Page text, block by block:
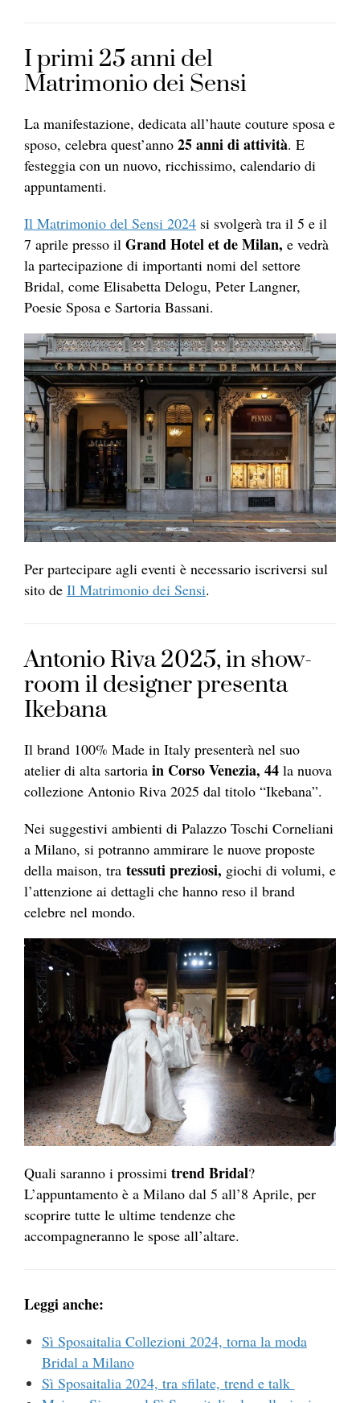
I primi 25 anni del
Matrimonio dei Sensi
La manifestazione, dedicata all’haute couture sposa e
sposo, celebra quest’anno 25 anni di attività. E
festeggia con un nuovo, ricchissimo, calendario di
appuntamenti.
Il Matrimonio del Sensi 2024 si svolgerà tra il 5 e il
7 aprile presso il Grand Hotel et de Milan, e vedrà
la partecipazione di importanti nomi del settore
Bridal, come Elisabetta Delogu, Peter Langner,
Poesie Sposa e Sartoria Bassani.
Per partecipare agli eventi è necessario iscriversi sul
sito de Il Matrimonio dei Sensi.
Antonio Riva 2025, in show-
room il designer presenta
Ikebana
Il brand 100% Made in Italy presenterà nel suo
atelier di alta sartoria in Corso Venezia, 44 la nuova
collezione Antonio Riva 2025 dal titolo “Ikebana”.
Nei suggestivi ambienti di Palazzo Toschi Corneliani
a Milano, si potranno ammirare le nuove proposte
della maison, tra tessuti preziosi, giochi di volumi, e
l’attenzione ai dettagli che hanno reso il brand
celebre nel mondo.
Quali saranno i prossimi trend Bridal?
L’appuntamento è a Milano dal 5 all’8 Aprile, per
scoprire tutte le ultime tendenze che
accompagneranno le spose all’altare.
Leggi anche:
Sì Sposaitalia Collezioni 2024, torna la moda
Bridal a Milano
Sì Sposaitalia 2024, tra sfilate, trend e talk